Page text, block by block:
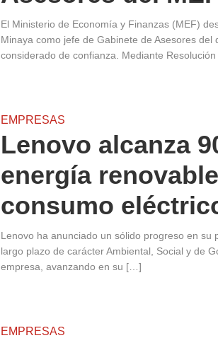
El Ministerio de Economía y Finanzas (MEF)
Minaya como jefe de Gabinete de Asesores del
considerado de confianza. Mediante
EMPRESAS
Lenovo alcanza
energía
consumo
Lenovo ha anunciado un sólido progreso en su
largo plazo de carácter Ambiental, Social y de
empresa, avanzando en su […]
EMPRESAS